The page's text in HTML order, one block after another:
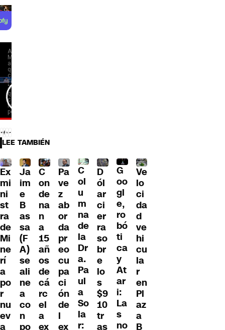
LEE TAMBIÉN
Ex
mi
ni
st
ra
de
Mi
ne
rí
a
po
r
nu
ev
a
Ja
im
e
B
as
sa
(F
A)
se
ali
ne
a
co
n
po
C
on
de
na
n
a
15
añ
os
de
cá
rc
el
a
ex
Pa
ve
z
ab
or
da
pr
eo
cu
pa
ci
ón
de
l
ex
C
ol
u
m
na
de
la
Dr
a.
Pa
ul
a
So
la
r:
D
ól
ar
ci
er
ra
so
br
e
lo
s
$9
10
tr
as
G
oo
gl
e,
ro
bó
ti
ca
y
At
ar
i:
La
s
no
Ve
lo
ci
da
d
ve
hi
cu
la
r
en
Pl
az
a
B